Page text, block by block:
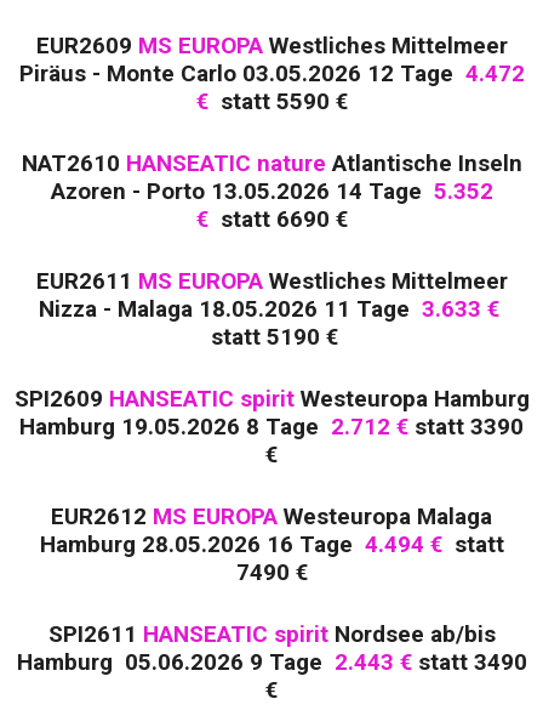
EUR2609 MS EUROPAWestliches Mittelmeer
Piräus - Monte Carlo 03.05.2026 12 Tage 4.472
€ statt 5590 €
NAT2610 HANSEATIC nature Atlantische Inseln
Azoren - Porto 13.05.2026 14 Tage 5.352
€ statt 6690 €
EUR2611 MS EUROPAWestliches Mittelmeer
Nizza - Malaga 18.05.2026 11 Tage 3.633 €
statt 5190 €
SPI2609 HANSEATIC spiritWesteuropa Hamburg
Hamburg 19.05.2026 8 Tage 2.712 € statt 3390
€
EUR2612 MS EUROPA Westeuropa Malaga
Hamburg 28.05.2026 16 Tage 4.494 € statt
7490 €
SPI2611 HANSEATIC spiritNordsee ab/bis
Hamburg 05.06.2026 9 Tage 2.443 € statt 3490
€